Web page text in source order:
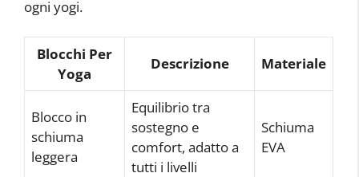
ogni yogi.
Blocchi Per
Yoga
Descrizione Materiale
Blocco in
schiuma
leggera
Equilibrio tra
sostegno e
comfort, adatto a
tutti i livelli
Schiuma
EVA